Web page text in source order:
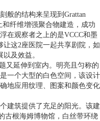
般的结构来呈现到Grattan
和纤维增强聚合物建造，成功
在观察者之上的是VCCC和墨
让这2座医院一起共享剧院，如
及效益。
又延伸到室内。明亮且匀称的
一个大型的白色空间，该设计
地应用纹理、图案和颜色变化
建筑提供了充足的阳光。该建
古根海姆博物馆，白丝带环绕